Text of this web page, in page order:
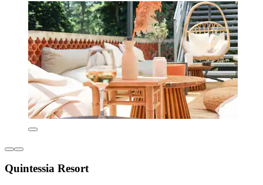
Quintessia Resort